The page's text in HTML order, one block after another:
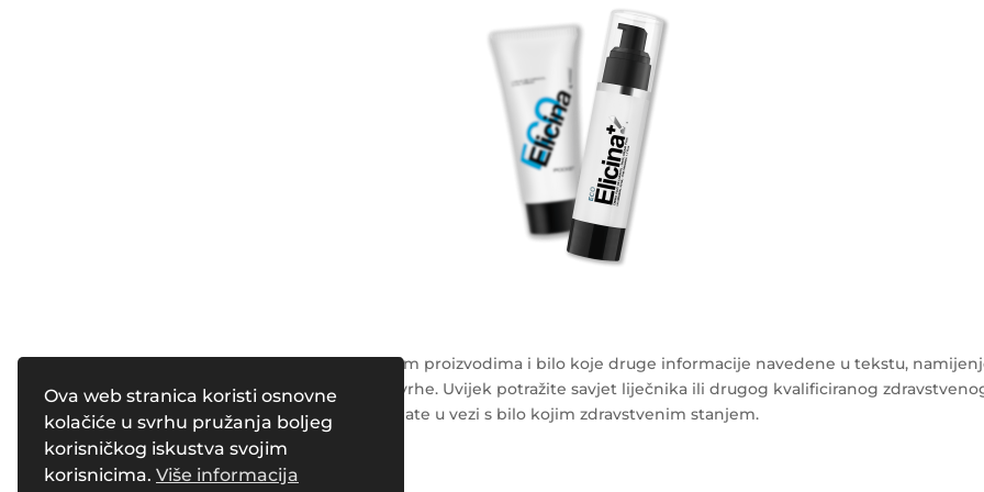
Ova web stranica koristi osnovne
kolačiće u svrhu pružanja boljeg
korisničkog iskustva svojim
korisnicima. Više informacija
Napomena: Podaci o kozmetičkim proizvodima i bilo koje druge informacije navedene u tekstu,
su isključivo u opće obrazovne svrhe. Uvijek potražite savjet liječnika ili drugog kvalificiranog
radnika o svim pitanjima koja imate u vezi s bilo kojim zdravstvenim stanjem.
Powered byPleasure Magazines